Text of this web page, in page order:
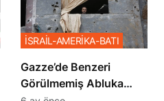
​​​​​​​Gazze’de Benzeri
Görülmemiş Abluka
İSRAİL-AMERİKA-BATI